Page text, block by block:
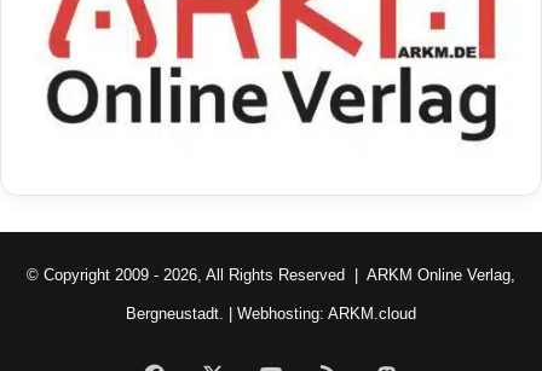
© Copyright 2009 - 2026, All Rights Reserved | ARKM Online Verlag,
Bergneustadt. | Webhosting: ARKM.cloud